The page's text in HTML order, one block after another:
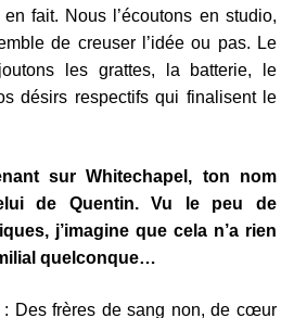
fait. Nous l’écoutons en studio,
de creuser l’idée ou pas. Le
les grattes, la batterie, le
désirs respectifs qui finalisent le
sur Whitechapel, ton nom
de Quentin. Vu le peu de
j’imagine que cela n’a rien
quelconque…
: Des frères de sang non, de cœur